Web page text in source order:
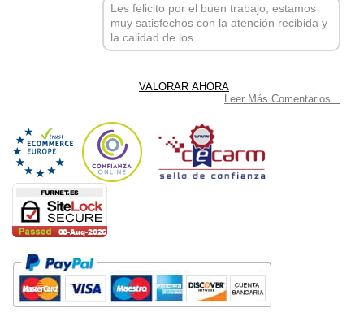
Les felicito por el buen trabajo, estamos
muy satisfechos con la atención recibida y
la calidad de los...
Leer Más Comentarios...